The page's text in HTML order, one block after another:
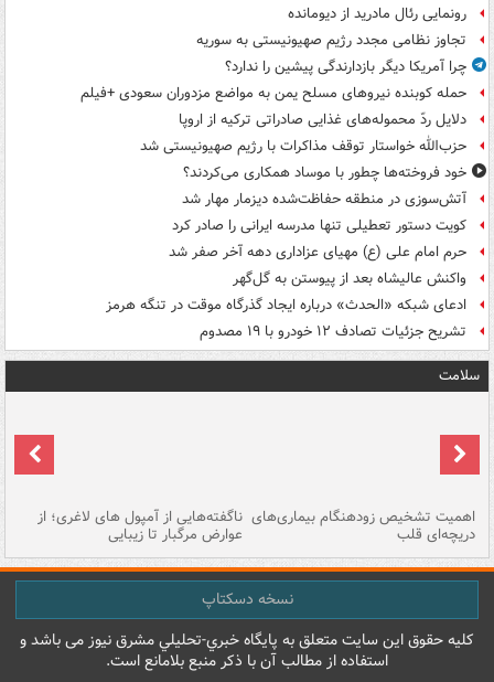
رونمایی رئال مادرید از دیومانده
تجاوز نظامی مجدد رژیم صهیونیستی به سوریه
چرا آمریکا دیگر بازدارندگی پیشین را ندارد؟
حمله کوبنده نیروهای مسلح یمن به مواضع مزدوران سعودی +فیلم
دلایل ردّ محموله‌های غذایی صادراتی ترکیه از اروپا
حزب‌الله خواستار توقف مذاکرات با رژیم صهیونیستی شد
خود فروخته‌ها چطور با موساد همکاری می‌کردند؟
آتش‌سوزی در منطقه حفاظت‌شده دیزمار مهار شد
کویت دستور تعطیلی تنها مدرسه ایرانی را صادر کرد
حرم امام علی (ع) مهیای عزاداری دهه آخر صفر شد
واکنش عالیشاه بعد از پیوستن به گل‌گهر
ادعای شبکه «الحدث» درباره ایجاد گذرگاه موقت در تنگه هرمز
تشریح جزئیات تصادف ۱۲ خودرو با ۱۹ مصدوم
سلامت
اهمیت تشخیص زودهنگام بیماری‌های
دریچه‌ای قلب
ناگفته‌هایی از آمپول های لاغری؛ از
عوارض مرگبار تا زیبایی
نسخه دسکتاپ
کليه حقوق اين سايت متعلق به پایگاه خبري-تحليلي مشرق نيوز می باشد و
استفاده از مطالب آن با ذکر منبع بلامانع است.